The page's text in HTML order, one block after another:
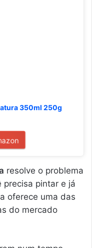
350ml 250g
resolve o problema
precisa pintar e já
oferece uma das
do mercado